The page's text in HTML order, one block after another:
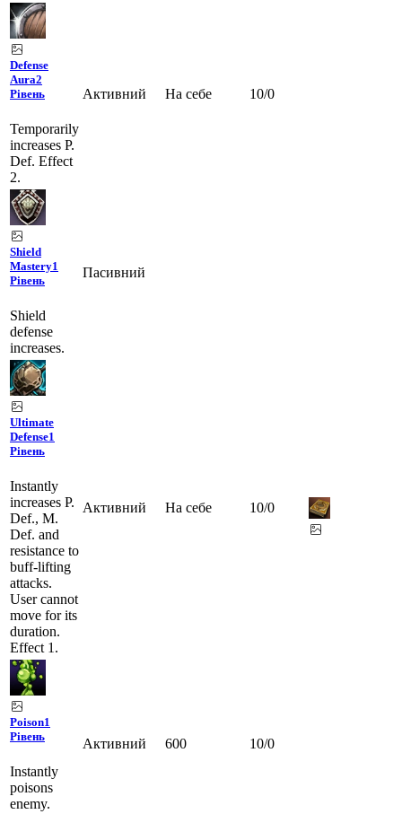
Defense
Aura2
Рівень
Temporarily
increases P.
Def. Effect
2.
Активний На себе 10/0
Shield
Mastery1
Рівень
Shield
defense
increases.
Пасивний
Ultimate
Defense1
Рівень
Instantly
increases P.
Def., M.
Def. and
resistance to
buff-lifting
attacks.
User cannot
move for its
duration.
Effect 1.
Активний На себе 10/0
Poison1
Рівень
Instantly
poisons
enemy.
Активний 600 10/0